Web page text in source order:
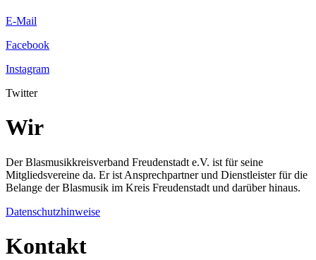
E-Mail
Facebook
Instagram
Twitter
Wir
Der Blasmusikkreisverband Freudenstadt e.V. ist für seine
Mitgliedsvereine da. Er ist Ansprechpartner und Dienstleister für die
Belange der Blasmusik im Kreis Freudenstadt und darüber hinaus.
Datenschutzhinweise
Kontakt